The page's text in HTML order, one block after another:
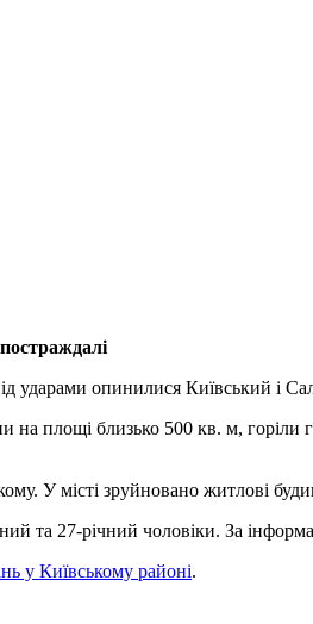
опинилися Київський і
площі близько 500 кв. м,
У місті зруйновано житлові
та 27-річний чоловіки. За
у Київському районі.